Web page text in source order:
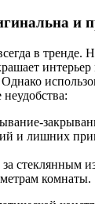
и
в тренде.
интерьер
и лишних
стеклянным
комнаты.